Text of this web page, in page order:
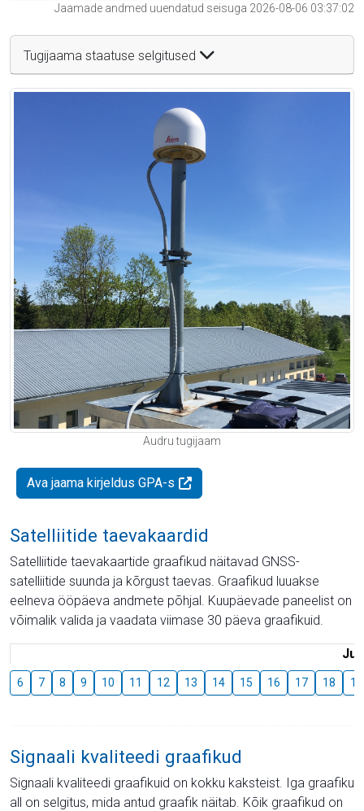
Jaamade andmed uuendatud seisuga 2026-08-06 03:37:02
Tugijaama staatuse selgitused
Audru tugijaam
Ava jaama kirjeldus GPA-s
Satelliitide taevakaardid
Satelliitide taevakaartide graafikud näitavad GNSS-
satelliitide suunda ja kõrgust taevas. Graafikud luuakse
eelneva ööpäeva andmete põhjal. Kuupäevade paneelist on
võimalik valida ja vaadata viimase 30 päeva graafikuid.
6 7 8 9 10 11 12 13 14 15 16 17 18 19
Signaali kvaliteedi graafikud
Signaali kvaliteedi graafikuid on kokku kaksteist. Iga graafiku
all on selgitus, mida antud graafik näitab. Kõik graafikud on